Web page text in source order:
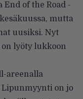
of the Road -
mutta
uusiksi. Nyt
lyöty lukkoon
areenalla
Lipunmyynti on jo